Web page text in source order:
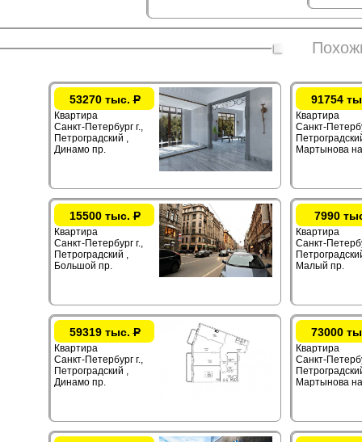
53270 тыс.Р
Квартира
Санкт-Петербург г.,
Петроградский ,
Динамо пр.
91754
Квартира
Санкт-
Мартынова
15500 тыс.Р
Квартира
Санкт-Петербург г.,
Петроградский ,
Большой пр.
7990
Квартира
Санкт-
Малый пр.
59319 тыс.Р
Квартира
Санкт-Петербург г.,
Петроградский ,
Динамо пр.
73000
Квартира
Санкт-
Мартынова